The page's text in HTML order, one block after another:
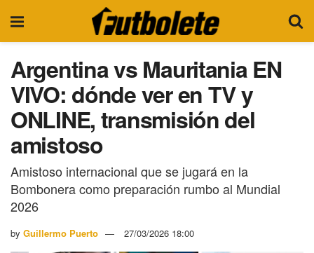
Argentina vs Mauritania EN
VIVO: dónde ver en TV y
ONLINE, transmisión del
amistoso
Amistoso internacional que se jugará en la
Bombonera como preparación rumbo al Mundial
2026
by Guillermo Puerto 27/03/2026 18:00